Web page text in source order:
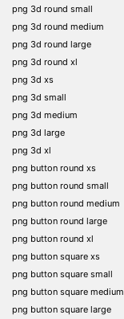
png 3d round small
png 3d round medium
png 3d round large
png 3d round xl
png 3d xs
png 3d small
png 3d medium
png 3d large
png 3d xl
png button round xs
png button round small
png button round medium
png button round large
png button round xl
png button square xs
png button square small
png button square medium
png button square large